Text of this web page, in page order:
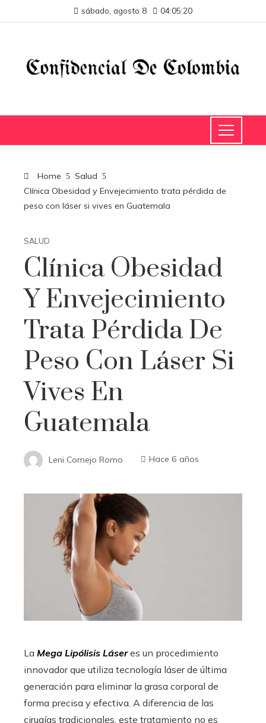
sábado, agosto 8 04:05:20
Home
Salud
Clínica Obesidad y Envejecimiento trata pérdida de
peso con láser si vives en Guatemala
SALUD
Clínica Obesidad
Y Envejecimiento
Trata Pérdida De
Peso Con Láser Si
Vives En
Guatemala
Leni Comejo Romo Hace 6 años
La Mega Lipólisis Láseres un procedimiento
innovador que utiliza tecnología láser de última
generación para eliminar la grasa corporal de
forma precisa y efectiva. A diferencia de las
cirugías tradicionales, este tratamiento no es